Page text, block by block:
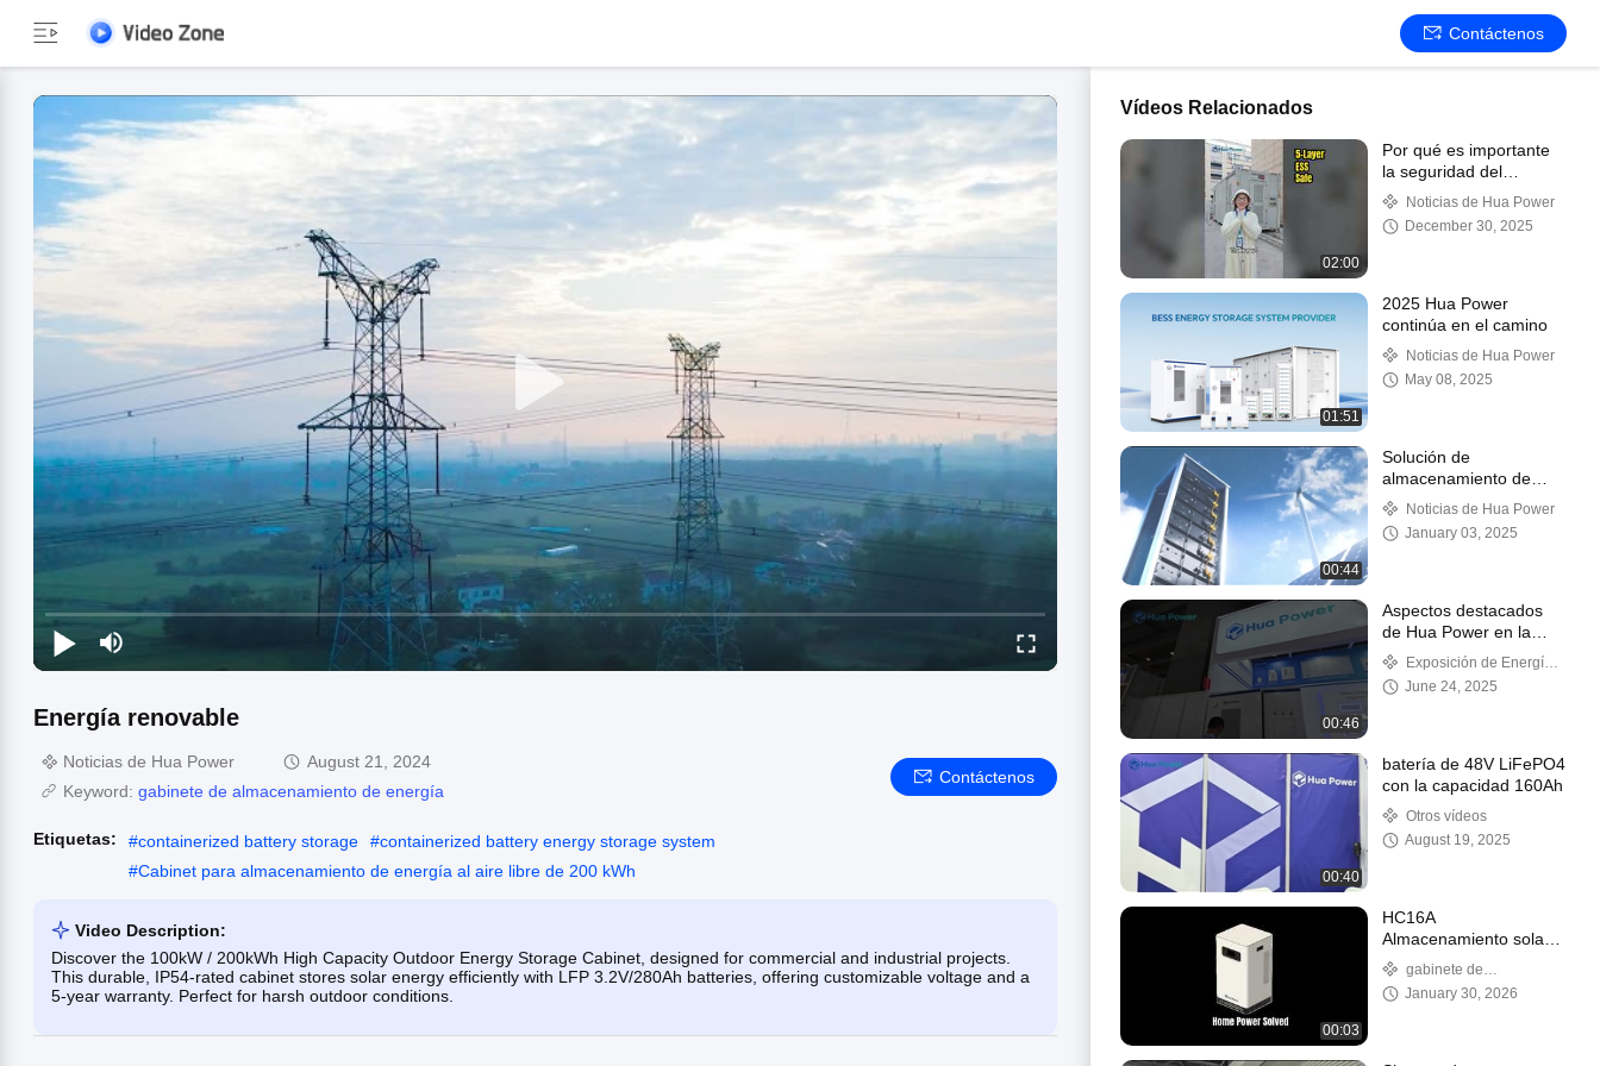
Contáctenos
Energía renovable
Noticias de Hua Power
August 21, 2024
Keyword: gabinete de almacenamiento de energía
Contáctenos
Etiquetas: #containerized battery storage #containerized battery energy storage system
#Cabinet para almacenamiento de energía al aire libre de 200 kWh
Video Description:
Discover the 100kW / 200kWh High Capacity Outdoor Energy Storage Cabinet, designed for commercial and industrial projects.
This durable, IP54-rated cabinet stores solar energy efficiently with LFP 3.2V/280Ah batteries, offering customizable voltage and a
5-year warranty. Perfect for harsh outdoor conditions.
Vídeos Relacionados
02:00
Por qué es importante
la seguridad del
almacenamiento de
energía | 5 capas de
protección
Noticias de Hua Power
December 30, 2025
01:51
2025 Hua Power
continúa en el camino
Noticias de Hua Power
May 08, 2025
00:44
Solución de
almacenamiento de
energía y proveedor de
servicios
Noticias de Hua Power
January 03, 2025
00:46
Aspectos destacados
de Hua Power en la
Feria de Cantón 2025 |
Resumen de soluciones
de almacenamiento de
Exposición de Energía
HuaJune 24, 2025
00:40
batería de 48V LiFePO4
con la capacidad 160Ah
Otros vídeos
August 19, 2025
00:03
HC16A
Almacenamiento solar
6kW 16kWh Energía
doméstica
gabinete de
almacenamiento de energía
January 30, 2026